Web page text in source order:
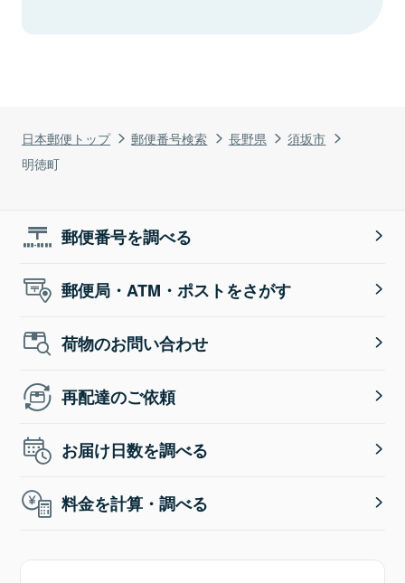
日本郵便トップ 郵便番号検索 長野県
須坂市
明徳町
郵便番号を調べる
郵便局・ATM・ポストをさがす
荷物のお問い合わせ
再配達のご依頼
お届け日数を調べる
料金を計算・調べる